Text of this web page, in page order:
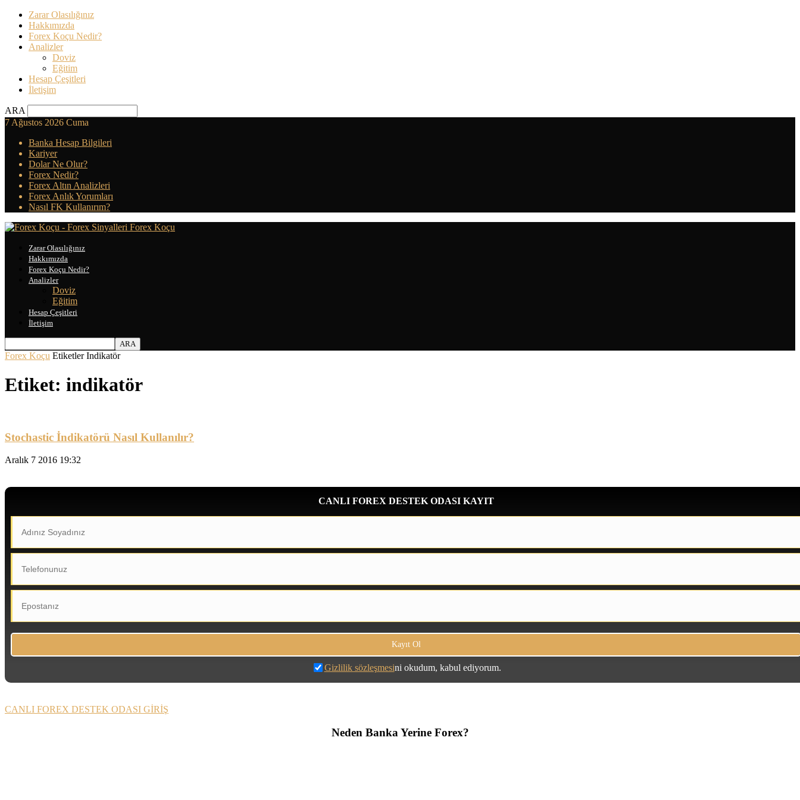
Zarar Olasılığınız
Hakkımızda
Forex Koçu Nedir?
Analizler
Doviz
Eğitim
Hesap Çeşitleri
İletişim
ARA
7 Ağustos 2026 Cuma
Banka Hesap Bilgileri
Kariyer
Dolar Ne Olur?
Forex Nedir?
Forex Altın Analizleri
Forex Anlık Yorumları
Nasıl FK Kullanırım?
Forex Koçu
Zarar Olasılığınız
Hakkımızda
Forex Koçu Nedir?
Analizler
Doviz
Eğitim
Hesap Çeşitleri
İletişim
Forex Koçu Etiketler Indikatör
Etiket: indikatör
Stochastic İndikatörü Nasıl Kullanılır?
Aralık 7 2016 19:32
CANLI FOREX DESTEK ODASI KAYIT
Gizlilik sözleşmesini okudum, kabul ediyorum.
CANLI FOREX DESTEK ODASI GİRİŞ
Neden Banka Yerine Forex?